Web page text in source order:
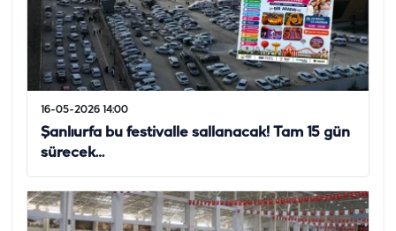
16-05-2026 14:00
Şanlıurfa bu festivalle sallanacak! Tam 15 gün
sürecek…